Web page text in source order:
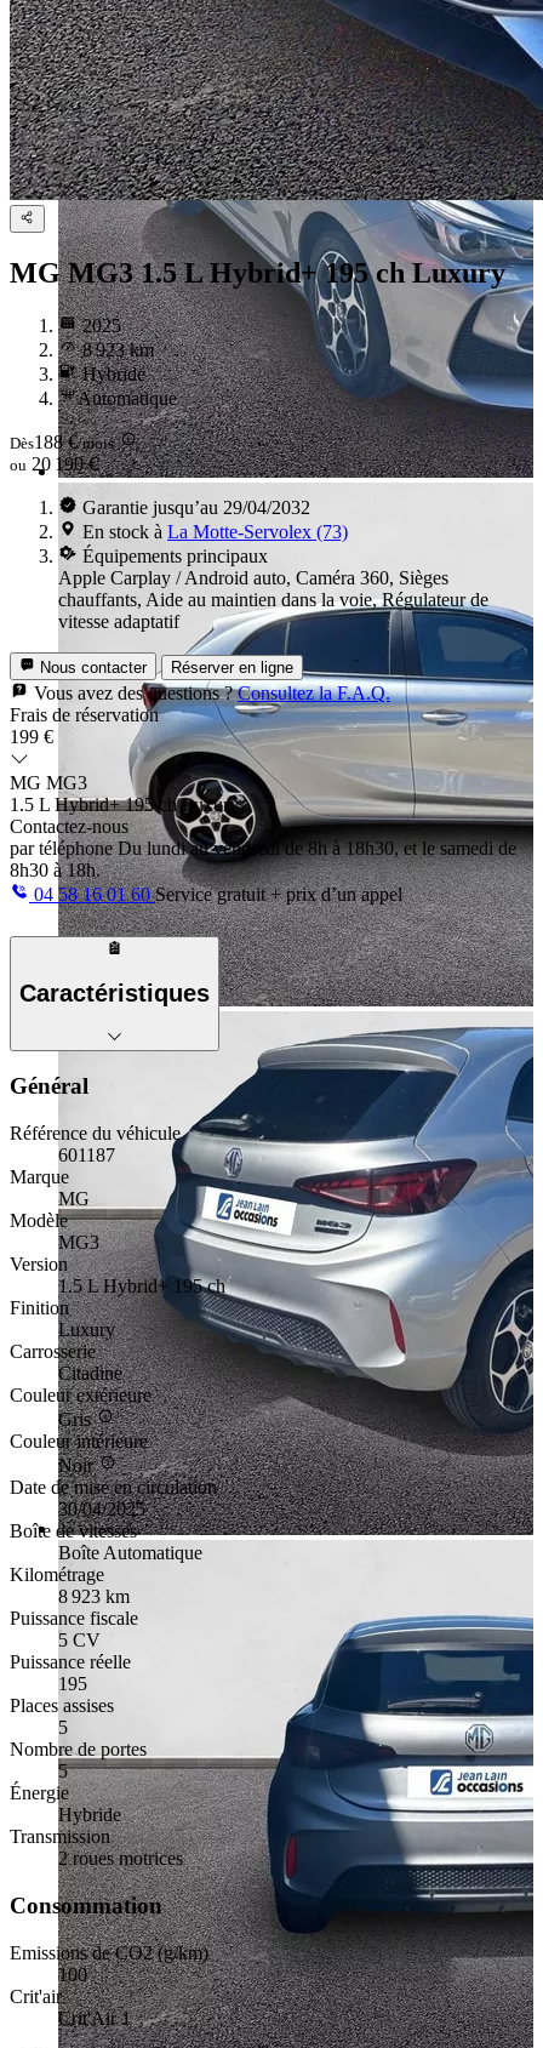
MG MG31.5 L Hybrid+ 195 ch Luxury
2025
8 923 km
Hybride
Automatique
Dès188 €/mois
ou 20 190 €
Garantie jusqu’au 29/04/2032
En stock à La Motte-Servolex (73)
Équipements principaux
Apple Carplay / Android auto, Caméra 360, Sièges
chauffants, Aide au maintien dans la voie, Régulateur de
vitesse adaptatif
Nous contacter Réserver en ligne
Vous avez des questions ? Consultez la F.A.Q.
Frais de réservation
199 €
MG MG3
1.5 L Hybrid+ 195 ch Luxury
Contactez-nous
par téléphone Du lundi au vendredi de 8h à 18h30, et le samedi de
8h30 à 18h.
04 58 16 01 60Service gratuit + prix d’un appel
Caractéristiques
Général
Référence du véhicule
601187
Marque
MG
Modèle
MG3
Version
1.5 L Hybrid+ 195 ch
Finition
Luxury
Carrosserie
Citadine
Couleur extérieure
Gris
Couleur intérieure
Noir
Date de mise en circulation
30/04/2025
Boîte de vitesses
Boîte Automatique
Kilométrage
8 923 km
Puissance fiscale
5 CV
Puissance réelle
195
Places assises
5
Nombre de portes
5
Énergie
Hybride
Transmission
2 roues motrices
Consommation
Emissions de CO2 (g/km)
100
Crit'air
Crit'Air 1